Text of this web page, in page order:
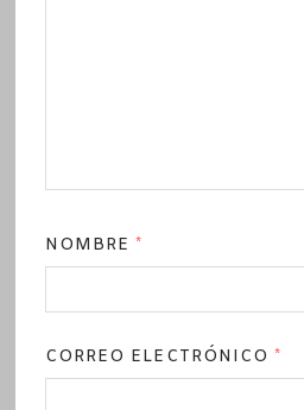
NOMBRE*
CORREO ELECTRÓNICO*